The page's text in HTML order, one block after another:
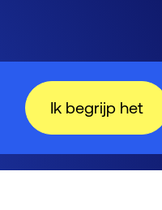
Ik begrijp het